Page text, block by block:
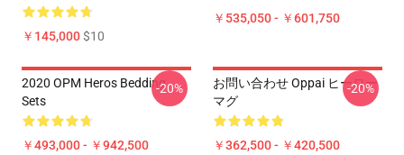
￥145,000$10
￥535,050 - ￥601,750
2020 OPM Heros Bedding
Sets
￥493,000 - ￥942,500
-20%
お問い合わせ Oppai ヒーロー
マグ
￥362,500 - ￥420,500
-20%